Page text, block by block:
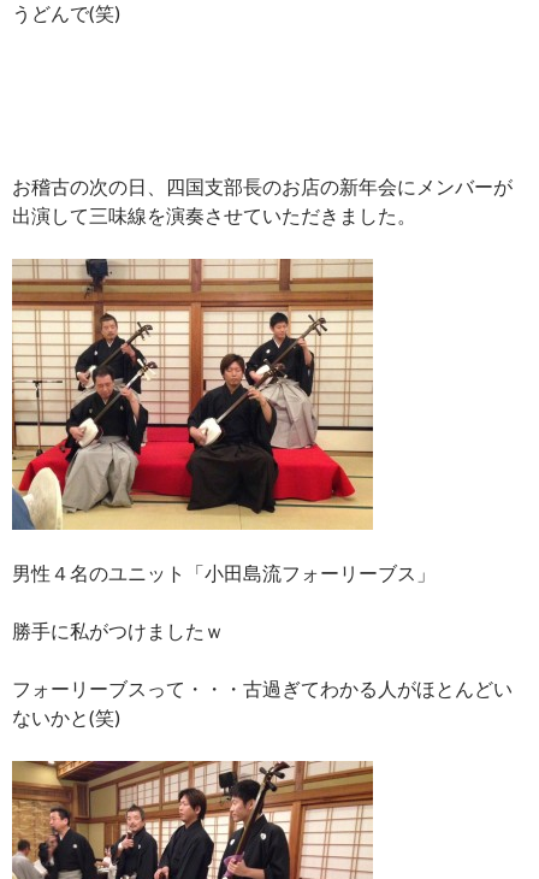
うどんで(笑)
お稽古の次の日、四国支部長のお店の新年会にメンバーが
出演して三味線を演奏させていただきました。
男性４名のユニット「小田島流フォーリーブス」
勝手に私がつけましたｗ
フォーリーブスって・・・古過ぎてわかる人がほとんどい
ないかと(笑)